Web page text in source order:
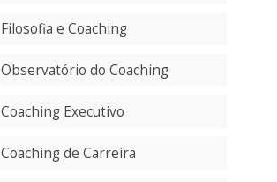
Filosofia e Coaching
Observatório do Coaching
Coaching Executivo
Coaching de Carreira